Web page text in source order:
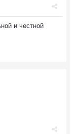
и честной